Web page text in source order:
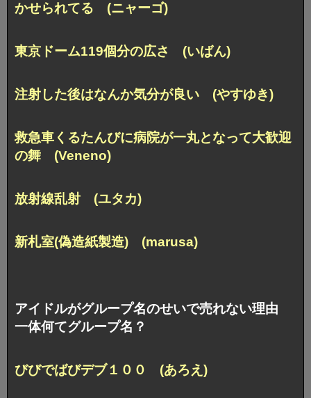
かせられてる (ニャーゴ)
東京ドーム119個分の広さ (いばん)
注射した後はなんか気分が良い (やすゆき)
救急車くるたんびに病院が一丸となって大歓迎
の舞 (Veneno)
放射線乱射 (ユタカ)
新札室(偽造紙製造) (marusa)
アイドルがグループ名のせいで売れない理由
一体何てグループ名？
びびでばびデブ１００ (あろえ)